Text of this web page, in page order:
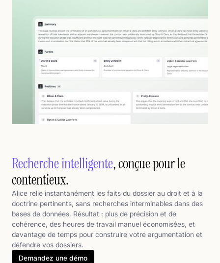
Recherche intelligente, conçue pour le
contentieux.
Alice relie instantanément les faits du dossier au droit et à la
doctrine pertinents, sans recherches interminables dans des
bases de données. Résultat : plus de précision et de
cohérence, des heures de travail manuel économisées, et
davantage de temps pour construire votre argumentation et
défendre vos dossiers.
Demandez une démo